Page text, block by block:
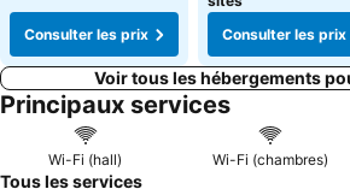
Consulter les prix
Consulter les prix
Voir tous les hébergements
Principaux services
Wi-Fi (hall) Wi-Fi (chambres)
Tous les services